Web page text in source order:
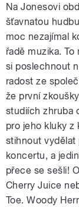
Na Jonesovi
šťavnatou
moc nezajímal
řadě muzika.
si poslechnout
radost ze
že první
studiích zhruba
pro jeho kluky z
stihnout vydělat
koncertu, a
přece se sešli!
Cherry Juice
Toe. Woody